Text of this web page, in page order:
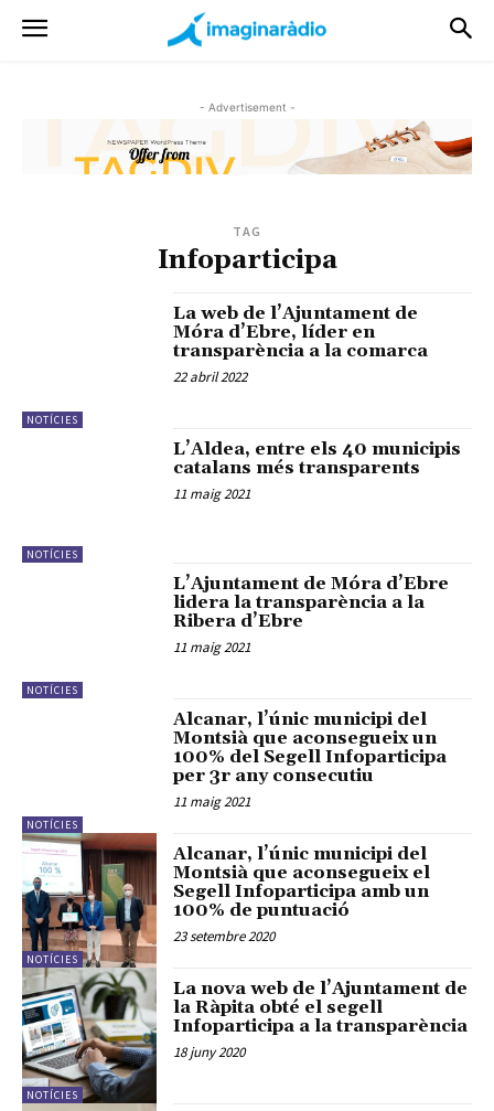
- Advertisement -
TAG
Infoparticipa
NOTÍCIES
La web de l’Ajuntament de
Móra d’Ebre, líder en
transparència a la comarca
22 abril 2022
NOTÍCIES
L’Aldea, entre els 40 municipis
catalans més transparents
11 maig 2021
NOTÍCIES
L’Ajuntament de Móra d’Ebre
lidera la transparència a la
Ribera d’Ebre
11 maig 2021
NOTÍCIES
Alcanar, l’únic municipi del
Montsià que aconsegueix un
100% del Segell Infoparticipa
per 3r any consecutiu
11 maig 2021
NOTÍCIES
Alcanar, l’únic municipi del
Montsià que aconsegueix el
Segell Infoparticipa amb un
100% de puntuació
23 setembre 2020
NOTÍCIES
La nova web de l’Ajuntament de
la Ràpita obté el segell
Infoparticipa a la transparència
18 juny 2020